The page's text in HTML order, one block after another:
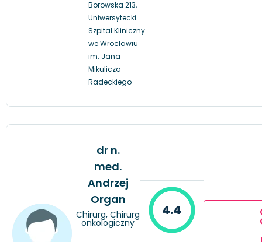
Borowska 213,
Uniwersytecki
Szpital Kliniczny
we Wrocławiu
im. Jana
Mikulicza-
Radeckiego
dr n.
med.
Andrzej
Organ
Chirurg, Chirurg
onkologiczny
4.4